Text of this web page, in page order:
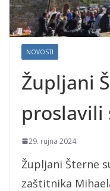
NOVOSTI
Župljani
proslavili
29. rujna 2024.
Župljani Šterne
zaštitnika